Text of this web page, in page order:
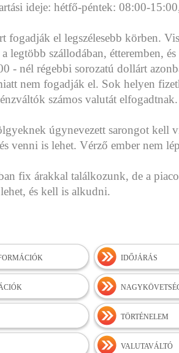
ideje: hétfő-péntek: 08:00-
fogadják el legszélesebb körben.
legtöbb szállodában, étteremben,
- nél régebbi sorozatú dollárt
nem fogadják el. Sok helyen
számos valutát elfogadtnak.
úgynevezett sarongot kell
venni is lehet. Vérző ember nem
fix árakkal találkozunk, de a
és kell is alkudni.
IDŐJÁRÁS
TÖRTÉNELEM
VALUTAVÁLTÓ